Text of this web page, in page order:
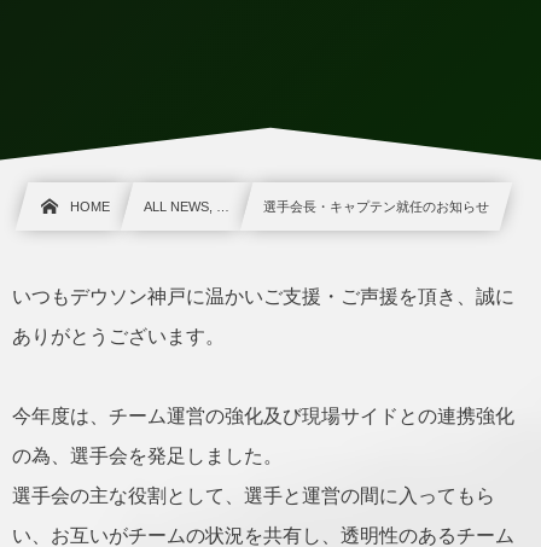
HOME ALL NEWS, … 選手会長・キャプテン就任のお知らせ
いつもデウソン神戸に温かいご支援・ご声援を頂き、誠に
ありがとうございます。
今年度は、チーム運営の強化及び現場サイドとの連携強化
の為、選手会を発足しました。
選手会の主な役割として、選手と運営の間に入ってもら
い、お互いがチームの状況を共有し、透明性のあるチーム